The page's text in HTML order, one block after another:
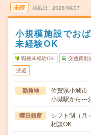
未読 掲載日 2026/08/07
小規模施設でお
未経験OK
職種未経験OK 交通費別
派遣
勤務地
佐賀県小城市
小城駅から---
曜日頻度
シフト制（月
相談OK